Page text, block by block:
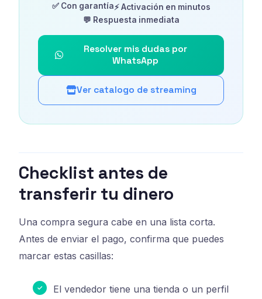
✅ Con garantía⚡ Activación en minutos
💬 Respuesta inmediata
Resolver mis dudas por
WhatsApp
Ver catalogo de streaming
Checklist antes de
transferir tu dinero
Una compra segura cabe en una lista corta.
Antes de enviar el pago, confirma que puedes
marcar estas casillas:
El vendedor tiene una tienda o un perfil